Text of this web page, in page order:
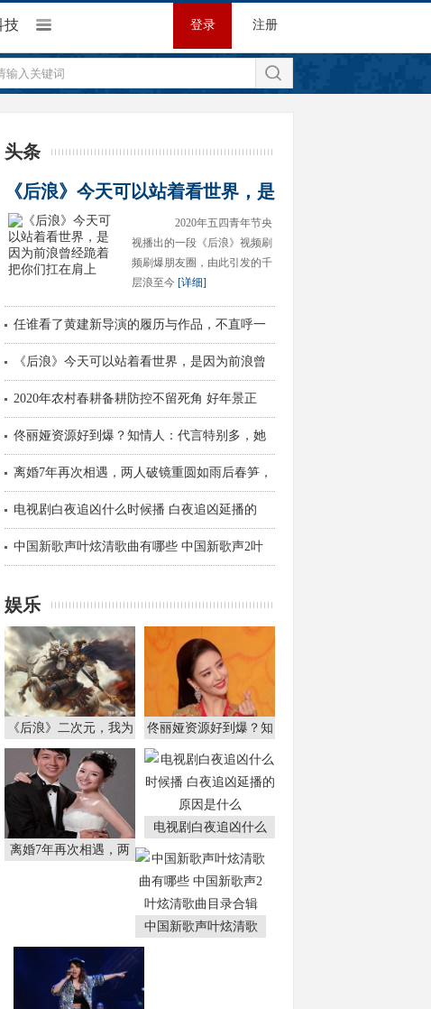
技 登录 注册
头条
《后浪》今天可以站着看世界，是
因
2020年五四青年节央
视播出的一段《后浪》视频刷
频刷爆朋友圈，由此引发的千
层浪至今 [详细]
任谁看了黄建新导演的履历与作品，不直呼一
声
《后浪》今天可以站着看世界，是因为前浪曾
经
2020年农村春耕备耕防控不留死角 好年景正
佟丽娅资源好到爆？知情人：代言特别多，她
现在想
离婚7年再次相遇，两人破镜重圆如雨后春笋，
现
电视剧白夜追凶什么时候播 白夜追凶延播的
中国新歌声叶炫清歌曲有哪些 中国新歌声2叶
娱乐
《后浪》二次元，我为 佟丽娅资源好到爆？知
离婚7年再次相遇，两
电视剧白夜追凶什么
中国新歌声叶炫清歌